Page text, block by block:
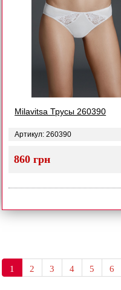
Milavitsa Трусы 260390
Артикул: 260390
860 грн
1 2 3 4 5 6